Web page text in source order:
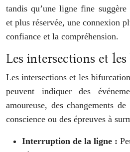
tandis qu’une ligne fine
et plus réservée, une connexion
confiance et la compréhension.
Les intersections et
Les intersections et les
peuvent indiquer des
amoureuse, des changements
conscience ou des épreuves à
Interruption de la ligne :